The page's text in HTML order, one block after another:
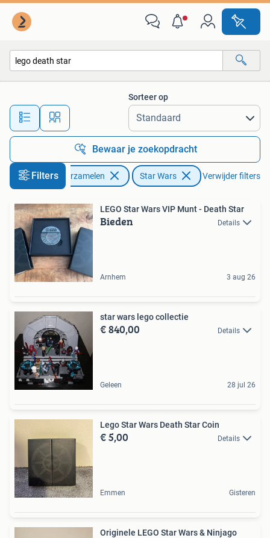
Alle afstanden…
Sorteer op
Bewaar je zoekopdracht
Filters Verzamelen Star Wars Verwijder filters
LEGO Star Wars VIP Munt - Death Star
Bieden Details
Arnhem 3 aug 26
star wars lego collectie
€ 840,00 Details
Geleen 28 jul 26
Lego Star Wars Death Star Coin
€ 5,00 Details
Emmen Gisteren
Originele LEGO Star Wars & Ninjago